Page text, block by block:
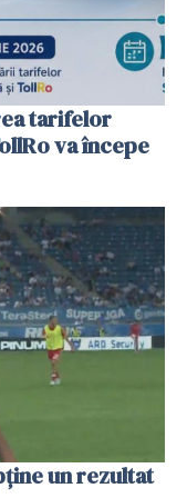
tarifelor
va începe
un rezultat